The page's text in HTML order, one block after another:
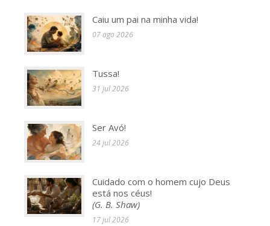
Caiu um pai na minha vida!
07 ago 2026
Tussa!
31 jul 2026
Ser Avó!
24 jul 2026
Cuidado com o homem cujo Deus
está nos céus!
(G. B. Shaw)
17 jul 2026